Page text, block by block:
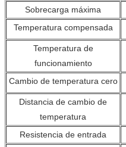
Sobrecarga máxima
Temperatura compensada
Temperatura de
funcionamiento
Cambio de temperatura cero
Distancia de cambio de
temperatura
Resistencia de entrada